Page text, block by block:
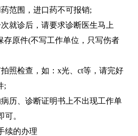
范围，进口药不可报销;
就诊后，请要求诊断医生马上
存原件(不写工作单位，只写伤者
照检查，如：x光、ct等，请完好
;
历、诊断证明书上不出现工作单
。
续的办理